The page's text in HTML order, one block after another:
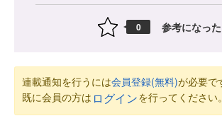
0 参考になった
連載通知を行うには会員登録(無料)が必要で
既に会員の方は ログインを行ってください。